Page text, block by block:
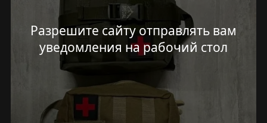
Разрешите сайту отправлять вам
уведомления на рабочий стол